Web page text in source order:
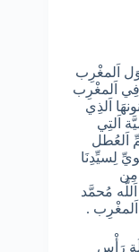
اَلمغْرِب
فِي اَلمغْرِب
اَلذِي
اَلتِي
اَلعُطل
لِسيِّدِنَا
مِن
مُحمَّد
.
رَأْس